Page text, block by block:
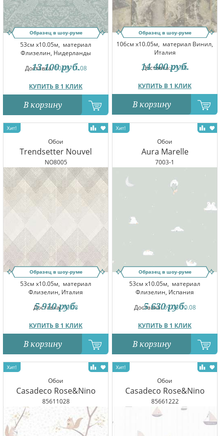
Образец в шоу-руме
53см x10.05м, материал
Флизелин, Нидерланды
Доставка:10.08-11.08
КУПИТЬ В 1 КЛИК
13 100 руб.
В корзину
Образец в шоу-руме
106см x10.05м, материал Винил,
Италия
Доставка:09.08
КУПИТЬ В 1 КЛИК
14 400 руб.
В корзину
Обои
Trendsetter Nouvel
NO8005
Образец в шоу-руме
53см x10.05м, материал
Флизелин, Италия
Доставка:10.08
КУПИТЬ В 1 КЛИК
5 910 руб.
В корзину
Обои
Aura Marelle
7003-1
Образец в шоу-руме
53см x10.05м, материал
Флизелин, Испания
Доставка:09.08-10.08
КУПИТЬ В 1 КЛИК
5 630 руб.
В корзину
Обои
Casadeco Rose&Nino
85611028
Обои
Casadeco Rose&Nino
85661222